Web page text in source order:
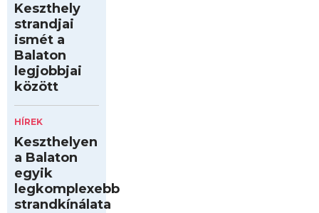
Keszthely
strandjai
ismét a
Balaton
legjobbjai
között
HÍREK
Keszthelyen
a Balaton
egyik
legkomplexebb
strandkínálata